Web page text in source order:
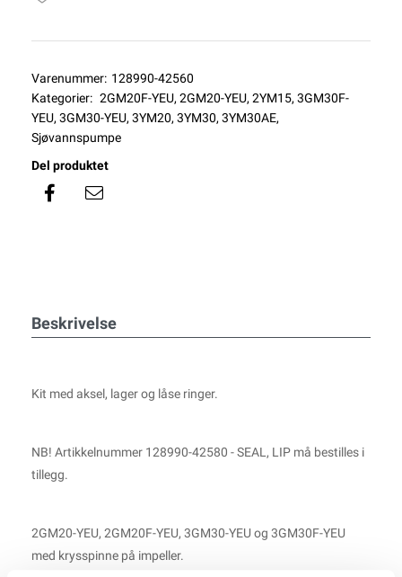
Varenummer: 128990-42560
Kategorier: 2GM20F-YEU, 2GM20-YEU, 2YM15, 3GM30F-
YEU, 3GM30-YEU, 3YM20, 3YM30, 3YM30AE,
Sjøvannspumpe
Del produktet
Beskrivelse
Kit med aksel, lager og låse ringer.
NB! Artikkelnummer 128990-42580 - SEAL, LIP må bestilles i
tillegg.
2GM20-YEU, 2GM20F-YEU, 3GM30-YEU og 3GM30F-YEU
med krysspinne på impeller.